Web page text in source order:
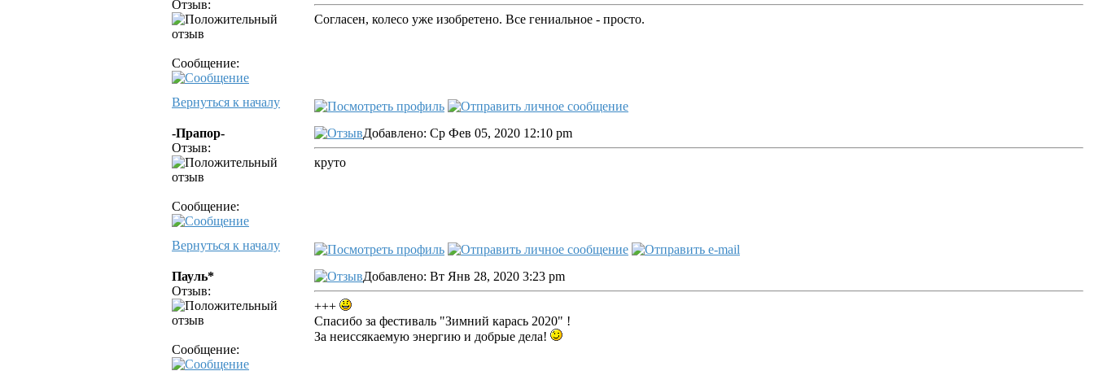
Отзыв:
Сообщение:
Согласен, колесо уже изобретено. Все гениальное - просто.
Вернуться к началу
-Прапор-
Отзыв:
Сообщение:
Добавлено: Ср Фев 05, 2020 12:10 pm
круто
Вернуться к началу
Пауль*
Отзыв:
Сообщение:
Добавлено: Вт Янв 28, 2020 3:23 pm
+++
Спасибо за фестиваль "Зимний карась 2020" !
За неиссякаемую энергию и добрые дела!